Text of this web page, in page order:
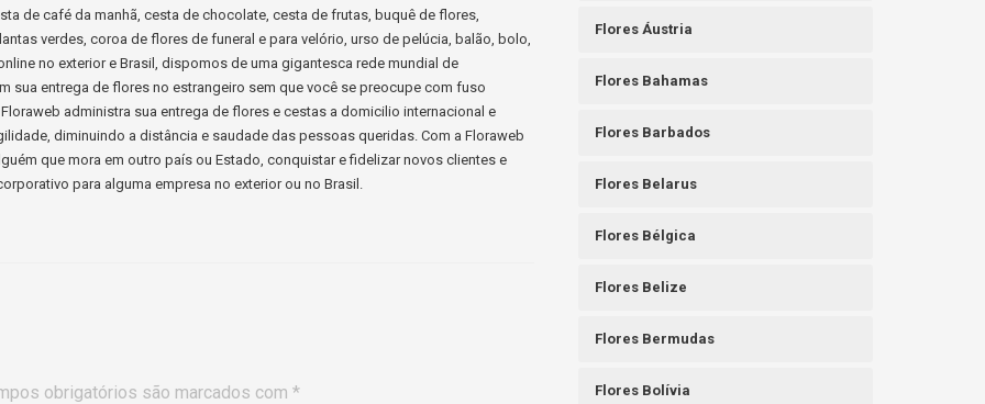
de café da manhã, cesta de chocolate, cesta de frutas, buquê de flores,
verdes, coroa de flores de funeral e para velório, urso de pelúcia, balão, bolo,
no exterior e Brasil, dispomos de uma gigantesca rede mundial de
sua entrega de flores no estrangeiro sem que você se preocupe com fuso
administra sua entrega de flores e cestas a domicilio internacional e
diminuindo a distância e saudade das pessoas queridas. Com a Floraweb
que mora em outro país ou Estado, conquistar e fidelizar novos clientes e
para alguma empresa no exterior ou no Brasil.
obrigatórios são marcados com *
Flores Áustria
Flores Bahamas
Flores Barbados
Flores Belarus
Flores Bélgica
Flores Belize
Flores Bermudas
Flores Bolívia